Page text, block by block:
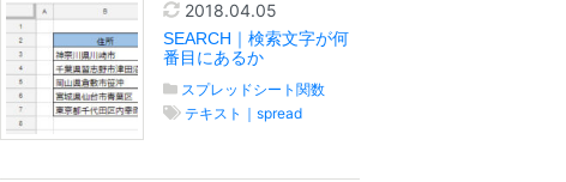
2018.04.05
SEARCH｜検索文字が何
番目にあるか
スプレッドシート関数
テキスト｜spread